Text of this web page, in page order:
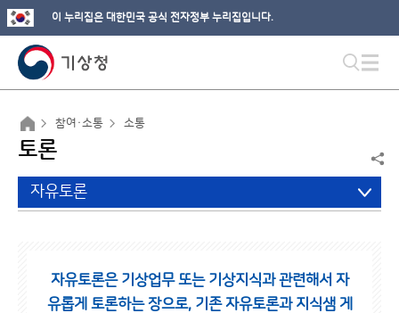
이 누리집은 대한민국 공식 전자정부 누리집입니다.
참여·소통 소통
토론
자유토론
자유토론은 기상업무 또는 기상지식과 관련해서 자
유롭게 토론하는 장으로, 기존 자유토론과 지식샘 게